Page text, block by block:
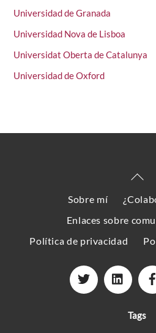
Universidad de Granada
Universidad Nova de Lisboa
Universidat Oberta de Catalunya
Universidad de Oxford
Back
Top
Sobre mí
Enlaces sobre
Política de privacidad
Tags